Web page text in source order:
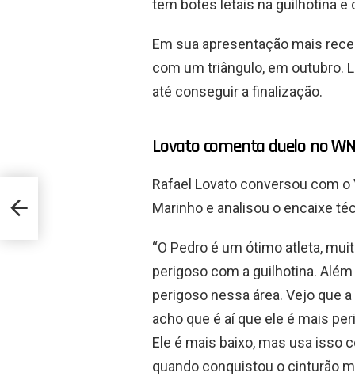
tem botes letais na guilhotina e
Em sua apresentação mais
com um triângulo, em outubro.
até conseguir a finalização.
Lovato comenta duelo no
Rafael Lovato conversou com
Marinho e analisou o encaixe
“O Pedro é um ótimo atleta,
perigoso com a guilhotina.
perigoso nessa área. Vejo que
acho que é aí que ele é mais
Ele é mais baixo, mas usa isso
quando conquistou o cinturão